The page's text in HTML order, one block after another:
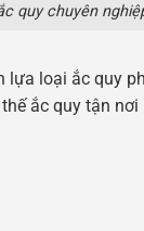
quy chuyên
loại ắc quy
ắc quy tận